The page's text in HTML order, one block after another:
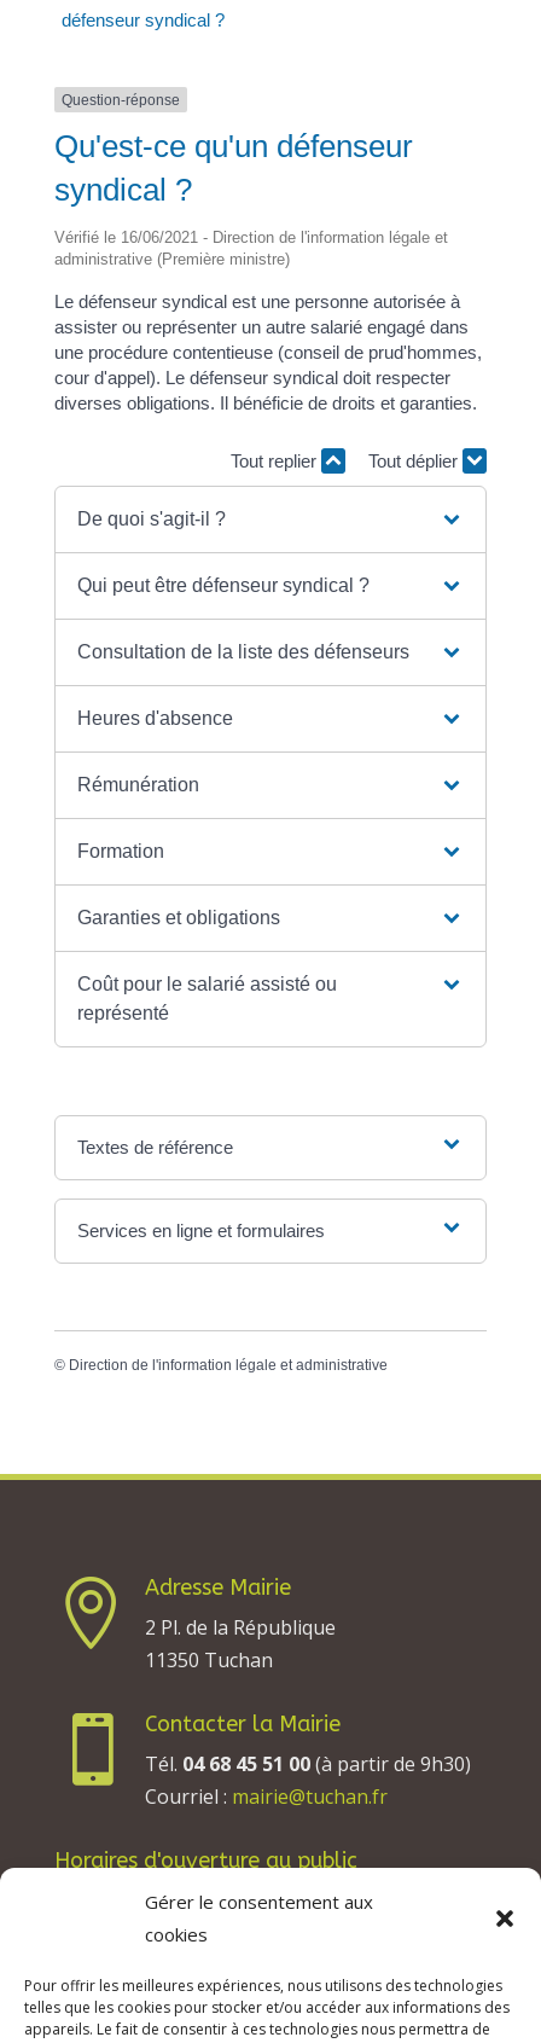
Gérer le consentement aux
cookies
Pour offrir les meilleures expériences, nous utilisons des technologies
telles que les cookies pour stocker et/ou accéder aux informations des
appareils. Le fait de consentir à ces technologies nous permettra de
défenseur syndical ?
Question-réponse
Qu'est-ce qu'un défenseur
syndical ?
Vérifié le 16/06/2021 - Direction de l'information légale et
administrative (Première ministre)
Le défenseur syndical est une personne autorisée à
assister ou représenter un autre salarié engagé dans
une procédure contentieuse (conseil de prud'hommes,
cour d'appel). Le défenseur syndical doit respecter
diverses obligations. Il bénéficie de droits et garanties.
Tout replier Tout déplier
De quoi s'agit-il ?
Qui peut être défenseur syndical ?
Consultation de la liste des défenseurs
Heures d'absence
Rémunération
Formation
Garanties et obligations
Coût pour le salarié assisté ou
représenté
Textes de référence
Services en ligne et formulaires
© Direction de l'information légale et administrative

Adresse Mairie
2 Pl. de la République
11350 Tuchan

Contacter la Mairie
Tél. 04 68 45 51 00(à partir de 9h30)
Courriel : mairie@tuchan.fr
Horaires d'ouverture au public
Les lundis, mardis et jeudis : de 8h à 12h et de
13h30 à 17h30.
Les vendredis : de 8h à 12h.